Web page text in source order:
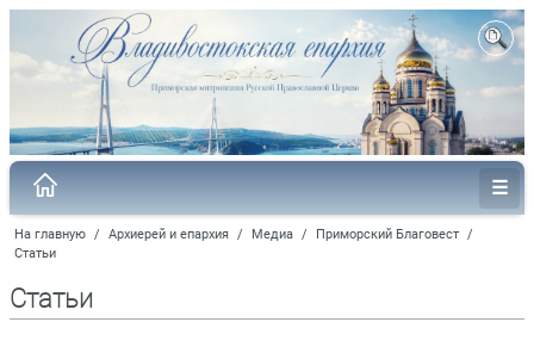
На главную / Архиерей и епархия / Медиа / Приморский Благовест /
Статьи
Статьи